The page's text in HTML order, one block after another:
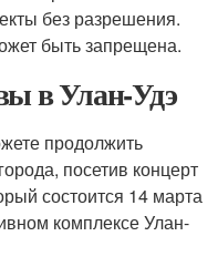
без разрешения.
быть запрещена.
в Улан-Удэ
продолжить
посетив концерт
состоится 14 марта
комплексе Улан-